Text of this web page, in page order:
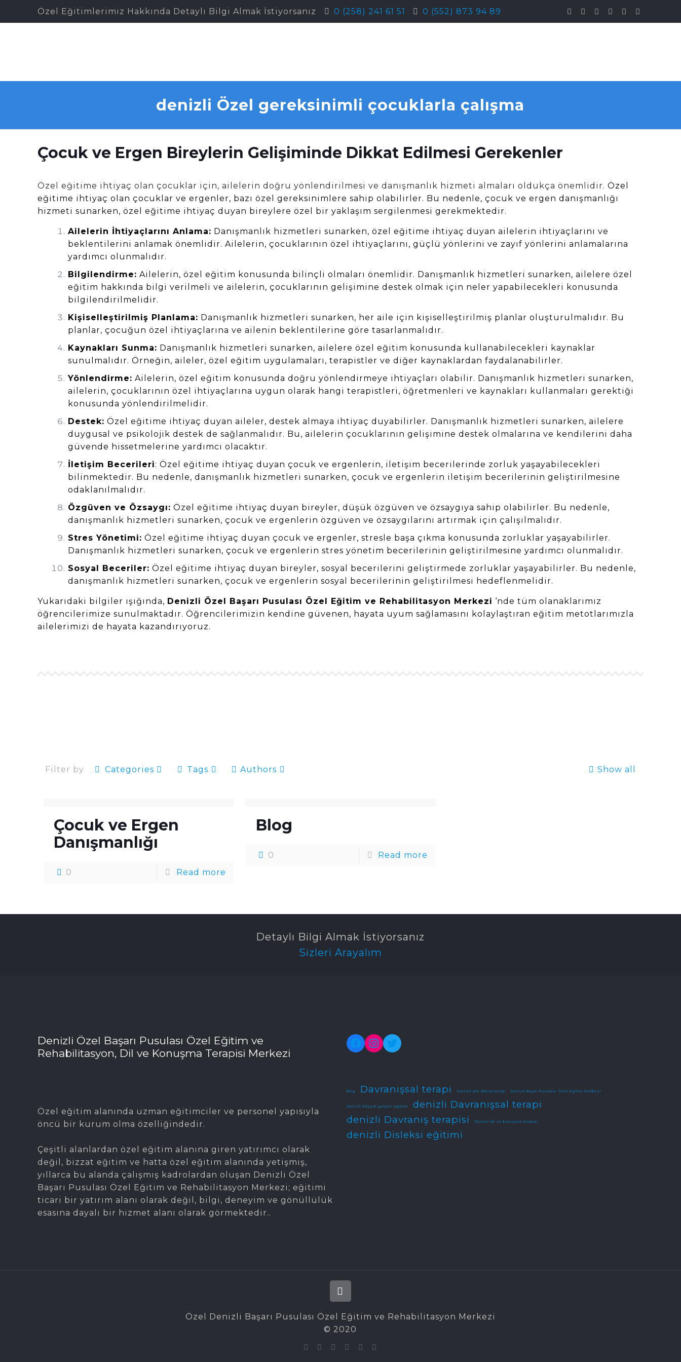
Özel Eğitimlerimiz Hakkında Detaylı Bilgi Almak İstiyorsanız 0 (258) 241 61 51 0 (552) 873 94 89
denizli Özel gereksinimli çocuklarla çalışma
Çocuk ve Ergen Bireylerin Gelişiminde Dikkat Edilmesi Gerekenler
Özel eğitime ihtiyaç olan çocuklar için, ailelerin doğru yönlendirilmesi ve danışmanlık hizmeti almaları oldukça önemlidir.Özel
eğitime ihtiyaç olan çocuklar ve ergenler, bazı özel gereksinimlere sahip olabilirler. Bu nedenle, çocuk ve ergen danışmanlığı
hizmeti sunarken, özel eğitime ihtiyaç duyan bireylere özel bir yaklaşım sergilenmesi gerekmektedir.
Ailelerin İhtiyaçlarını Anlama: Danışmanlık hizmetleri sunarken, özel eğitime ihtiyaç duyan ailelerin ihtiyaçlarını ve
beklentilerini anlamak önemlidir. Ailelerin, çocuklarının özel ihtiyaçlarını, güçlü yönlerini ve zayıf yönlerini anlamalarına
yardımcı olunmalıdır.
Bilgilendirme: Ailelerin, özel eğitim konusunda bilinçli olmaları önemlidir. Danışmanlık hizmetleri sunarken, ailelere özel
eğitim hakkında bilgi verilmeli ve ailelerin, çocuklarının gelişimine destek olmak için neler yapabilecekleri konusunda
bilgilendirilmelidir.
Kişiselleştirilmiş Planlama: Danışmanlık hizmetleri sunarken, her aile için kişiselleştirilmiş planlar oluşturulmalıdır. Bu
planlar, çocuğun özel ihtiyaçlarına ve ailenin beklentilerine göre tasarlanmalıdır.
Kaynakları Sunma: Danışmanlık hizmetleri sunarken, ailelere özel eğitim konusunda kullanabilecekleri kaynaklar
sunulmalıdır. Örneğin, aileler, özel eğitim uygulamaları, terapistler ve diğer kaynaklardan faydalanabilirler.
Yönlendirme: Ailelerin, özel eğitim konusunda doğru yönlendirmeye ihtiyaçları olabilir. Danışmanlık hizmetleri sunarken,
ailelerin, çocuklarının özel ihtiyaçlarına uygun olarak hangi terapistleri, öğretmenleri ve kaynakları kullanmaları gerektiği
konusunda yönlendirilmelidir.
Destek: Özel eğitime ihtiyaç duyan aileler, destek almaya ihtiyaç duyabilirler. Danışmanlık hizmetleri sunarken, ailelere
duygusal ve psikolojik destek de sağlanmalıdır. Bu, ailelerin çocuklarının gelişimine destek olmalarına ve kendilerini daha
güvende hissetmelerine yardımcı olacaktır.
İletişim Becerileri: Özel eğitime ihtiyaç duyan çocuk ve ergenlerin, iletişim becerilerinde zorluk yaşayabilecekleri
bilinmektedir. Bu nedenle, danışmanlık hizmetleri sunarken, çocuk ve ergenlerin iletişim becerilerinin geliştirilmesine
odaklanılmalıdır.
Özgüven ve Özsaygı: Özel eğitime ihtiyaç duyan bireyler, düşük özgüven ve özsaygıya sahip olabilirler. Bu nedenle,
danışmanlık hizmetleri sunarken, çocuk ve ergenlerin özgüven ve özsaygılarını artırmak için çalışılmalıdır.
Stres Yönetimi: Özel eğitime ihtiyaç duyan çocuk ve ergenler, stresle başa çıkma konusunda zorluklar yaşayabilirler.
Danışmanlık hizmetleri sunarken, çocuk ve ergenlerin stres yönetim becerilerinin geliştirilmesine yardımcı olunmalıdır.
Sosyal Beceriler: Özel eğitime ihtiyaç duyan bireyler, sosyal becerilerini geliştirmede zorluklar yaşayabilirler. Bu nedenle,
danışmanlık hizmetleri sunarken, çocuk ve ergenlerin sosyal becerilerinin geliştirilmesi hedeflenmelidir.
Yukarıdaki bilgiler ışığında, Denizli Özel Başarı Pusulası Özel Eğitim ve Rehabilitasyon Merkezi ‘nde tüm olanaklarımız
öğrencilerimize sunulmaktadır. Öğrencilerimizin kendine güvenen, hayata uyum sağlamasını kolaylaştıran eğitim metotlarımızla
ailelerimizi de hayata kazandırıyoruz.
Filter by Categories Tags Authors Show all
Çocuk ve Ergen
Danışmanlığı
0 Read more
Blog
0 Read more
Detaylı Bilgi Almak İstiyorsanız
Sizleri Arayalım
Denizli Özel Başarı Pusulası Özel Eğitim ve
Rehabilitasyon, Dil ve Konuşma Terapisi Merkezi
Özel eğitim alanında uzman eğitimciler ve personel yapısıyla
öncü bir kurum olma özelliğindedir.
Çeşitli alanlardan özel eğitim alanına giren yatırımcı olarak
değil, bizzat eğitim ve hatta özel eğitim alanında yetişmiş,
yıllarca bu alanda çalışmış kadrolardan oluşan Denizli Özel
Başarı Pusulası Özel Eğitim ve Rehabilitasyon Merkezi; eğitimi
ticari bir yatırım alanı olarak değil, bilgi, deneyim ve gönüllülük
esasına dayalı bir hizmet alanı olarak görmektedir..
Facebook
Instagram
Twitter
Blog Davranışsal terapi Denizli aile danışmanlığı Denizli Başarı Pusulası Özel Eğitim Merkezi
Denizli bilişsel gelişim eğitimi
denizli Davranışsal terapi
denizli Davranış terapisi
Denizli dil ve konuşma terapisi
denizli Disleksi eğitimi
Özel Denizli Başarı Pusulası Özel Eğitim ve Rehabilitasyon Merkezi
© 2020